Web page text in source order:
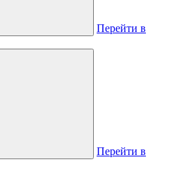
Перейти в
Перейти в